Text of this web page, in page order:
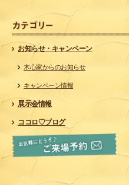
お知らせ・キャンペーン
木心家からのお知らせ
キャンペーン情報
展示会情報
ココロ♡ブログ